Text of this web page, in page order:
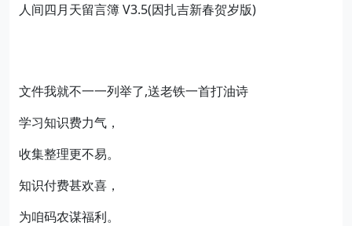
人间四月天留言簿 V3.5(因扎吉新春贺岁版)
文件我就不一一列举了,送老铁一首打油诗
学习知识费力气，
收集整理更不易。
知识付费甚欢喜，
为咱码农谋福利。